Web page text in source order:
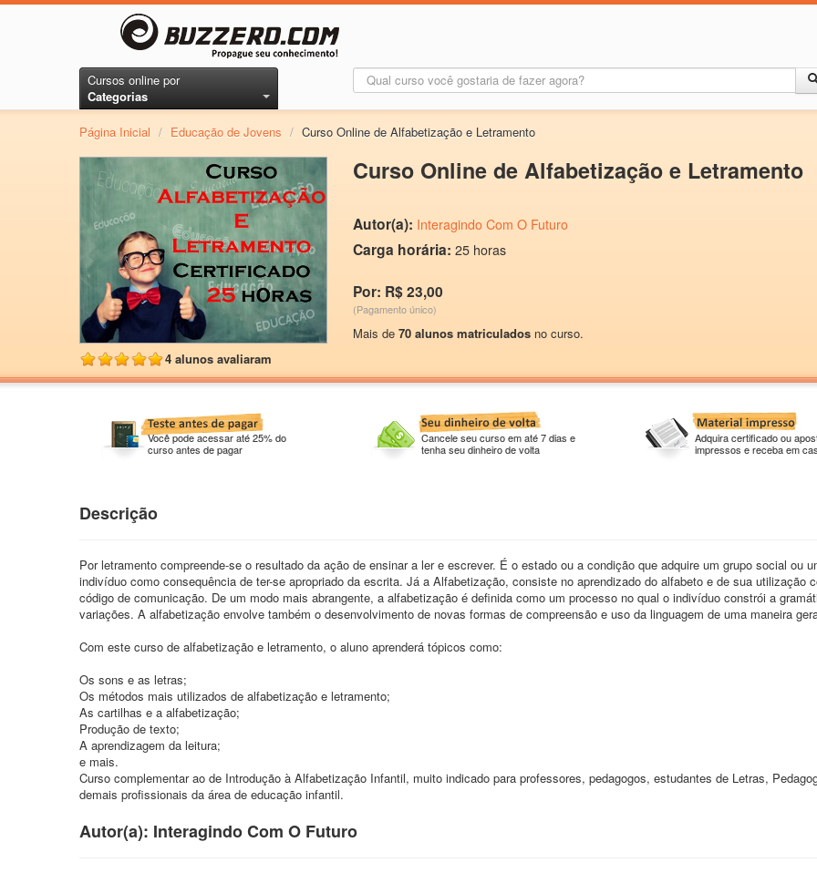
Cursos online por
Categorias
Página Inicial / Educação de Jovens / Curso Online de Alfabetização e Letramento
4 alunos avaliaram
Curso Online de Alfabetização e Letramento
Autor(a): Interagindo Com O Futuro
Carga horária: 25 horas
Por: R$ 23,00
(Pagamento único)
Mais de 70 alunos matriculados no curso.
Você pode acessar até 25% do
curso antes de pagar
Cancele seu curso em até 7 dias e
tenha seu dinheiro de volta
Adquira certificado ou
impressos e receba em
Descrição
Por letramento compreende-se o resultado da ação de ensinar a ler e escrever. É o estado ou a condição que adquire um grupo social ou
indivíduo como consequência de ter-se apropriado da escrita. Já a Alfabetização, consiste no aprendizado do alfabeto e de sua utilização
código de comunicação. De um modo mais abrangente, a alfabetização é definida como um processo no qual o indivíduo constrói a
variações. A alfabetização envolve também o desenvolvimento de novas formas de compreensão e uso da linguagem de uma maneira
Com este curso de alfabetização e letramento, o aluno aprenderá tópicos como:
Os sons e as letras;
Os métodos mais utilizados de alfabetização e letramento;
As cartilhas e a alfabetização;
Produção de texto;
A aprendizagem da leitura;
e mais.
Curso complementar ao de Introdução à Alfabetização Infantil, muito indicado para professores, pedagogos, estudantes de Letras,
demais profissionais da área de educação infantil.
Autor(a): Interagindo Com O Futuro